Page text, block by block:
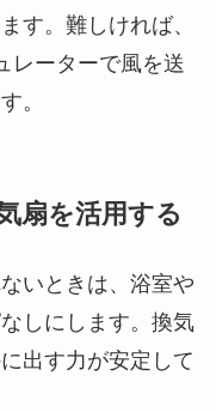
す。難しければ、
レーターで風を送
。
扇を活用する
いときは、浴室や
しにします。換気
出す力が安定して